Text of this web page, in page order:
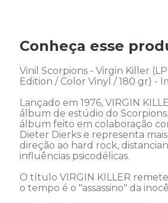
Conheça esse
Vinil Scorpions - Virgin Killer
Edition / Color Vinyl / 180 gr) -
Lançado em 1976, VIRGIN
álbum de estúdio do
álbum feito em colaboração
Dieter Dierks e representa
direção ao hard rock,
influências psicodélicas.
O título VIRGIN KILLER
o tempo é o "assassino" da